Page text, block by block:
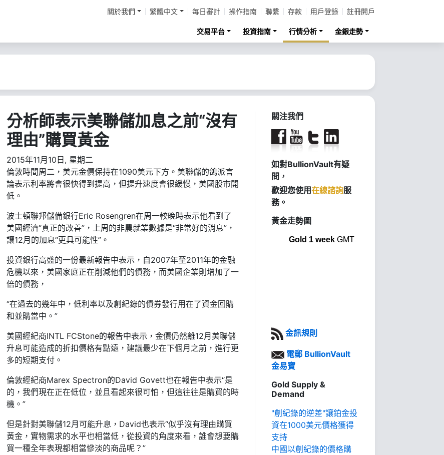
關於我們 繁體中文 每日審計 操作指南 聯繫 存款 用戶登錄 註冊開戶
交易平台 投資指南 行情分析 金銀走勢
分析師表示美聯儲加息之前“沒有
理由”購買黃金
2015年11月10日, 星期二
倫敦時間周二，美元金價保持在1090美元下方。美聯儲的鴿派言
論表示利率將會很快得到提高，但提升速度會很緩慢，美國股市開
低。
波士頓聯邦儲備銀行Eric Rosengren在周一較晚時表示他看到了
美國經濟“真正的改善”，上周的非農就業數據是“非常好的消息”，
讓12月的加息“更具可能性”。
投資銀行高盛的一份最新報告中表示，自2007年至2011年的金融
危機以來，美國家庭正在削減他們的債務，而美國企業則增加了一
倍的債務，
“在過去的幾年中，低利率以及創紀錄的債券發行用在了資金回購
和並購當中。”
美國經紀商INTL FCStone的報告中表示，金價仍然離12月美聯儲
升息可能造成的折扣價格有點遠，建議最少在下個月之前，進行更
多的短期支付。
倫敦經紀商Marex Spectron的David Govett也在報告中表示“是
的，我們現在正在低位，並且看起來很可怕，但這往往是購買的時
機。”
但是針對美聯儲12月可能升息，David也表示“似乎沒有理由購買
黃金，實物需求的水平也相當低，從投資的角度來看，誰會想要購
買一種全年表現都相當慘淡的商品呢？”
關注我們
如對BullionVault有疑
問，
歡迎您使用在線諮詢服
務。
黃金走勢圖
Gold 1 weekGMT
金訊規則
電郵 BullionVault
金易寶
Gold Supply &
Demand
"創紀錄的逆差"讓鉑金投
資在1000美元價格獲得
支持
中國以創紀錄的價格購